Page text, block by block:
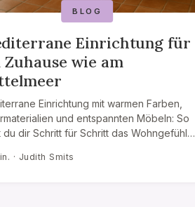
BLOG
Einrichtung für
Zuhause wie am
Einrichtung mit warmen Farben,
und entspannten Möbeln: So
du dir Schritt für Schritt das Wohngefühl…
· Judith Smits